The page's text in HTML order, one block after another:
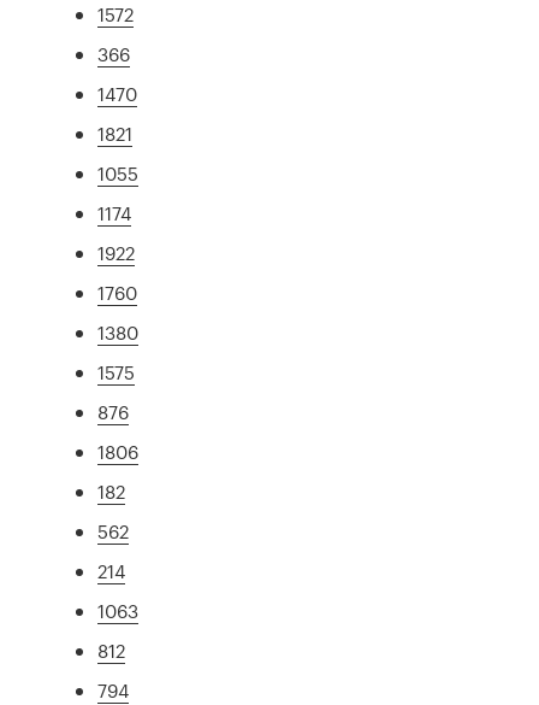
1572
366
1470
1821
1055
1174
1922
1760
1380
1575
876
1806
182
562
214
1063
812
794